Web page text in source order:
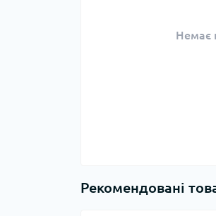
Немає
Рекомендовані